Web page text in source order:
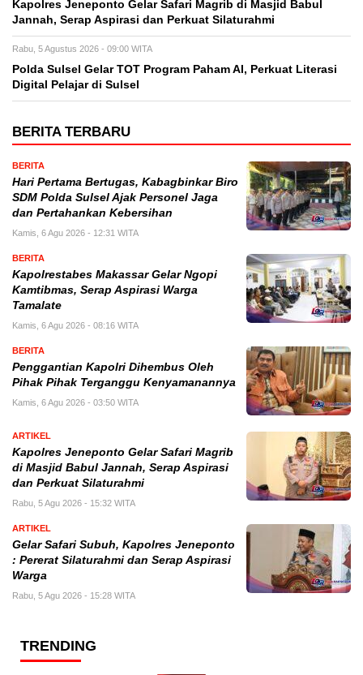
Kapolres Jeneponto Gelar Safari Magrib di Masjid Babul
Jannah, Serap Aspirasi dan Perkuat Silaturahmi
Rabu, 5 Agustus 2026 - 09:00 WITA
Polda Sulsel Gelar TOT Program Paham AI, Perkuat Literasi
Digital Pelajar di Sulsel
BERITA TERBARU
BERITA
Hari Pertama Bertugas, Kabagbinkar Biro
SDM Polda Sulsel Ajak Personel Jaga
dan Pertahankan Kebersihan
Kamis, 6 Agu 2026 - 12:31 WITA
BERITA
Kapolrestabes Makassar Gelar Ngopi
Kamtibmas, Serap Aspirasi Warga
Tamalate
Kamis, 6 Agu 2026 - 08:16 WITA
BERITA
Penggantian Kapolri Dihembus Oleh
Pihak Pihak Terganggu Kenyamanannya
Kamis, 6 Agu 2026 - 03:50 WITA
ARTIKEL
Kapolres Jeneponto Gelar Safari Magrib
di Masjid Babul Jannah, Serap Aspirasi
dan Perkuat Silaturahmi
Rabu, 5 Agu 2026 - 15:32 WITA
ARTIKEL
Gelar Safari Subuh, Kapolres Jeneponto
: Pererat Silaturahmi dan Serap Aspirasi
Warga
Rabu, 5 Agu 2026 - 15:28 WITA
TRENDING